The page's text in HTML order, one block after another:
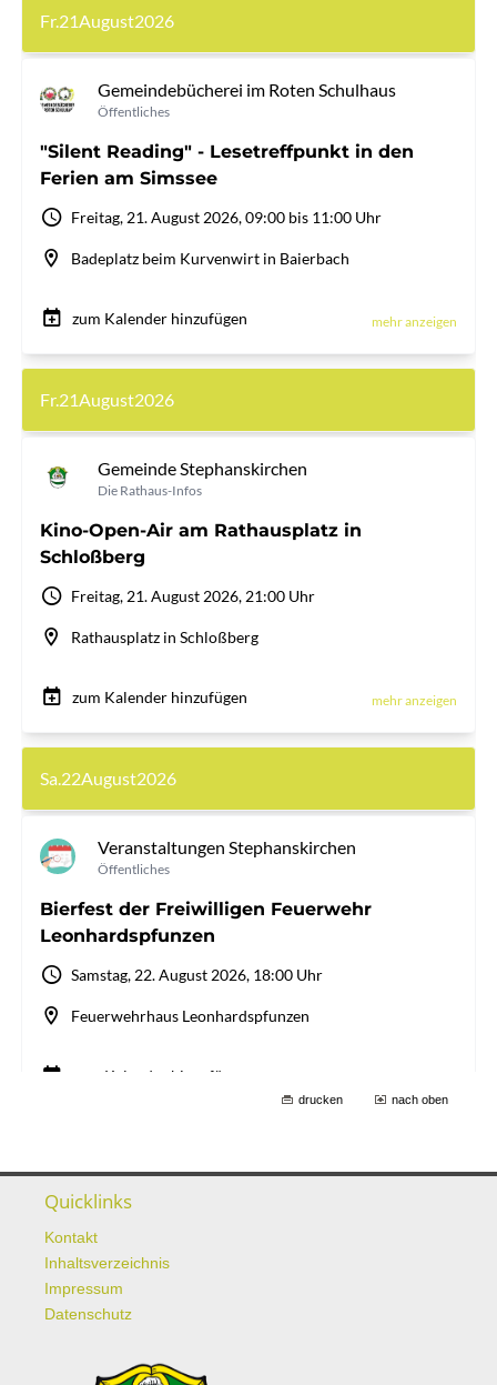
drucken nach oben
Quicklinks
Kontakt
Inhaltsverzeichnis
Impressum
Datenschutz